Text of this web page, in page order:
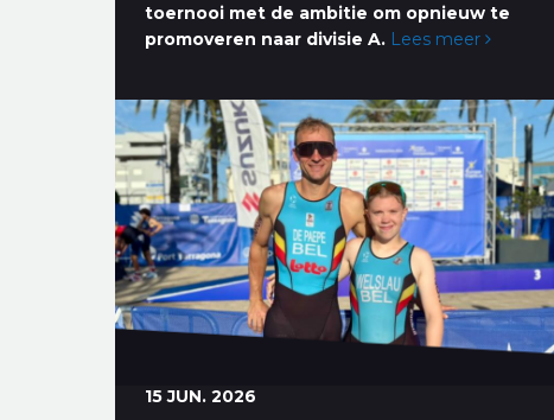
toernooi met de ambitie om opnieuw te
promoveren naar divisie A. Lees meer
15 JUN. 2026